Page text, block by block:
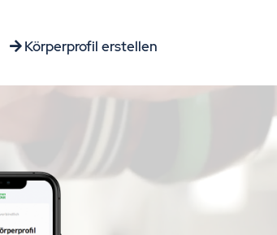
Körperprofil erstellen